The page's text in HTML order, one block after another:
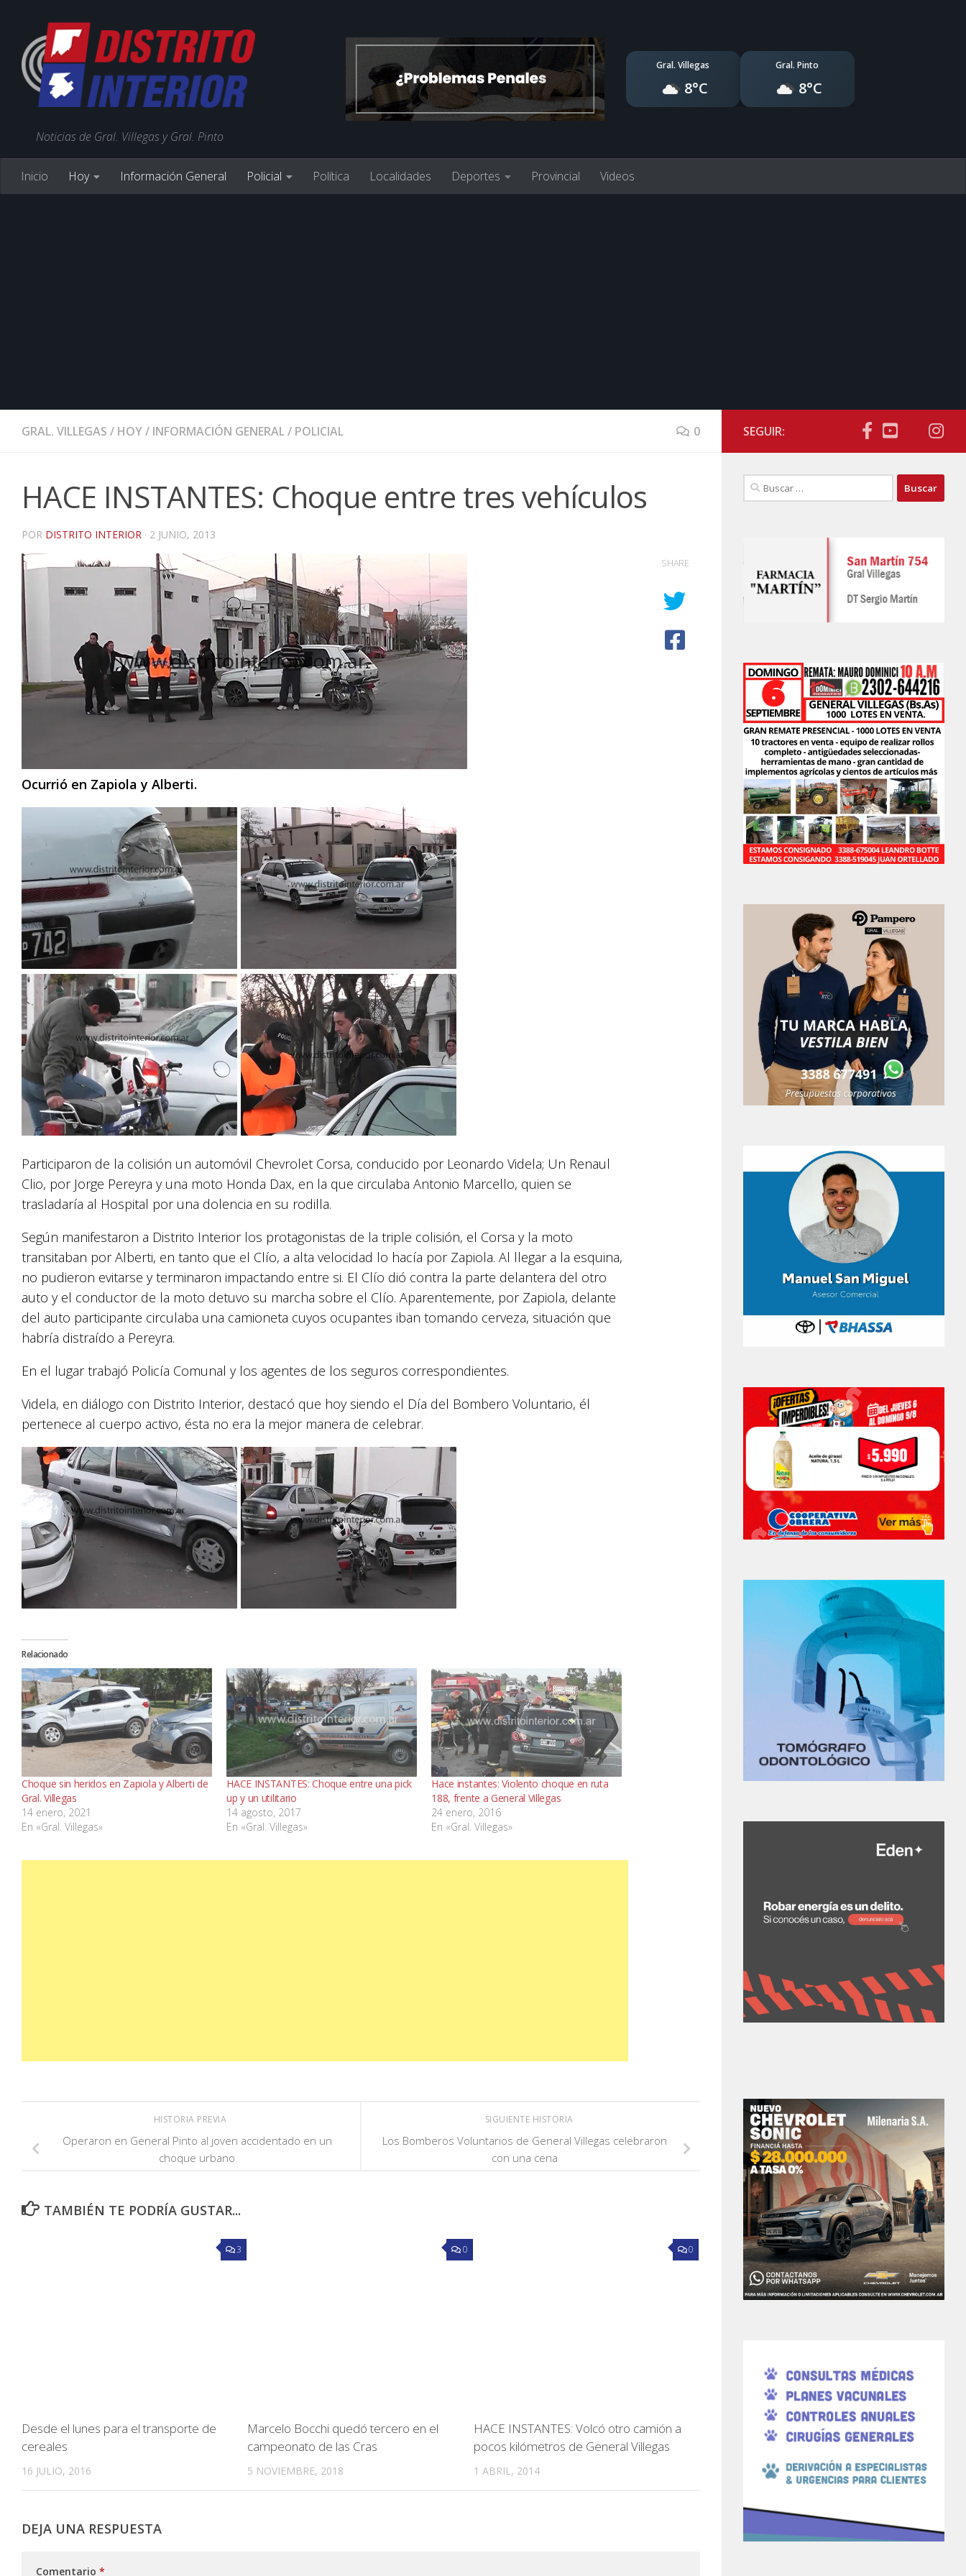
Noticias de Gral. Villegas y Gral. Pinto
Gral. Villegas
8°C
Gral. Pinto
8°C
Inicio Hoy Información General Policial Política Localidades Deportes Provincial Videos
GRAL. VILLEGAS / HOY/ INFORMACIÓN GENERAL/ POLICIAL 0
HACE INSTANTES: Choque entre tres vehículos
POR DISTRITO INTERIOR · 2 JUNIO, 2013
Ocurrió en Zapiola y Alberti.
Participaron de la colisión un automóvil Chevrolet Corsa, conducido por Leonardo Videla; Un Renaul
Clio, por Jorge Pereyra y una moto Honda Dax, en la que circulaba Antonio Marcello, quien se
trasladaría al Hospital por una dolencia en su rodilla.
Según manifestaron a Distrito Interior los protagonistas de la triple colisión, el Corsa y la moto
transitaban por Alberti, en tanto que el Clío, a alta velocidad lo hacía por Zapiola. Al llegar a la esquina,
no pudieron evitarse y terminaron impactando entre si. El Clío dió contra la parte delantera del otro
auto y el conductor de la moto detuvo su marcha sobre el Clío. Aparentemente, por Zapiola, delante
del auto participante circulaba una camioneta cuyos ocupantes iban tomando cerveza, situación que
habría distraído a Pereyra.
En el lugar trabajó Policía Comunal y los agentes de los seguros correspondientes.
Videla, en diálogo con Distrito Interior, destacó que hoy siendo el Día del Bombero Voluntario, él
pertenece al cuerpo activo, ésta no era la mejor manera de celebrar.
Relacionado
Choque sin heridos en Zapiola y Alberti de
Gral. Villegas
14 enero, 2021
En «Gral. Villegas»
HACE INSTANTES: Choque entre una pick
up y un utilitario
14 agosto, 2017
En «Gral. Villegas»
Hace instantes: Violento choque en ruta
188, frente a General Villegas
24 enero, 2016
En «Gral. Villegas»
SHARE
SIGUIENTE HISTORIA
Los Bomberos Voluntarios de General Villegas celebraron
con una cena
HISTORIA PREVIA
Operaron en General Pinto al joven accidentado en un
choque urbano
TAMBIÉN TE PODRÍA GUSTAR...
3
Desde el lunes para el transporte de
cereales
16 JULIO, 2016
0
Marcelo Bocchi quedó tercero en el
campeonato de las Cras
5 NOVIEMBRE, 2018
0
HACE INSTANTES: Volcó otro camión a
pocos kilómetros de General Villegas
1 ABRIL, 2014
DEJA UNA RESPUESTA
Comentario *
SEGUIR:
Buscar: